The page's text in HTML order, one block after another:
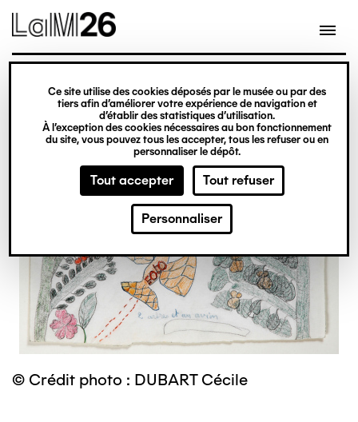
Gestion des cookies
Ce site utilise des cookies déposés par le musée ou par des
tiers afin d’améliorer votre expérience de navigation et
d’établir des statistiques d’utilisation.
À l’exception des cookies nécessaires au bon fonctionnement
du site, vous pouvez tous les accepter, tous les refuser ou en
personnaliser le dépôt.
Tout accepter Tout refuser
Personnaliser
contenu
© Crédit photo : DUBART Cécile